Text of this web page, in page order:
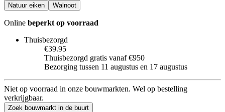
Natuur eiken Walnoot
Online beperkt op voorraad
Thuisbezorgd
€39.95
Thuisbezorgd gratis vanaf €950
Bezorging tussen 11 augustus en 17 augustus
Niet op voorraad in onze bouwmarkten. Wel op bestelling
verkrijgbaar.
Zoek bouwmarkt in de buurt